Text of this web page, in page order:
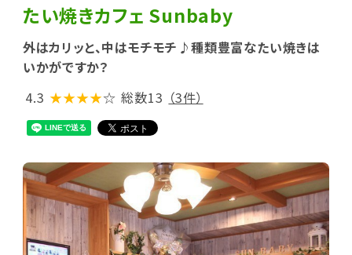
たい焼きカフェ Sunbaby
外はカリッと、中はモチモチ♪種類豊富なたい焼きは
いかがですか？
4.3 ★★★★☆ 総数13 （3件）